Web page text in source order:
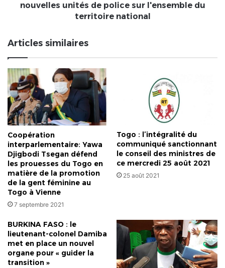
nouvelles
unités
police
sur
l'ensemble
du
territoire
nouvelles unités de police sur l'ensemble du
territoire national
Articles similaires
Coopération
interparlementaire: Yawa
Djigbodi Tsegan défend
les prouesses du Togo en
matière de la promotion
de la gent féminine au
Togo à Vienne
7 septembre 2021
Togo : l’intégralité du
communiqué sanctionnant
le conseil des ministres de
ce mercredi 25 août 2021
25 août 2021
BURKINA FASO : le
lieutenant-colonel Damiba
met en place un nouvel
organe pour « guider la
transition »